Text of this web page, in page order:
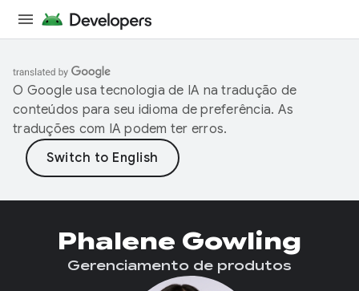
O Google usa tecnologia de IA na tradução de
conteúdos para seu idioma de preferência. As
traduções com IA podem ter erros.
Phalene Gowling
Gerenciamento de produtos